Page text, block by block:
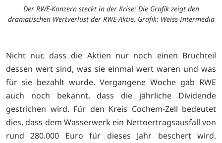
Der RWE-Konzern steckt in der Krise: Die Grafik zeigt den
dramatischen Wertverlust der RWE-Aktie. Grafik: Weiss-Intermedia
Nicht nur, dass die Aktien nur noch einen Bruchteil
dessen wert sind, was sie einmal wert waren und was
für sie bezahlt wurde. Vergangene Woche gab RWE
auch noch bekannt, dass die jährliche Dividende
gestrichen wird. Für den Kreis Cochem-Zell bedeutet
dies, dass dem Wasserwerk ein Nettoertragsausfall von
rund 280.000 Euro für dieses Jahr beschert wird.